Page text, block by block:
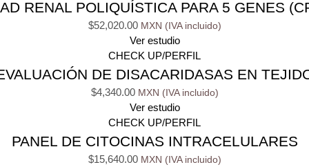
RENAL POLIQUÍSTICA PARA 5 GENES
$52,020.00
Ver estudio
CHECK UP/PERFIL
DE DISACARIDASAS EN
$4,340.00
Ver estudio
CHECK UP/PERFIL
PANEL DE CITOCINAS INTRACELULARES
$15,640.00